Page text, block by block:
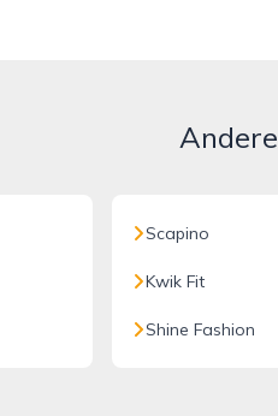
Scapino
Kwik Fit
Shine Fashion